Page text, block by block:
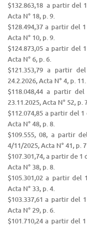
$132.863,18 a partir del
Acta N° 18, p. 9.
$128.494,37 a partir del
Acta N° 10, p. 9.
$124.873,05 a partir del
Acta N° 6, p. 6.
$121.353,79 a partir
24.2.2026, Acta N° 4, p. 11.
$118.048,44 a partir
23.11.2025, Acta N° 52, p.
$112.074,85 a partir del
Acta N° 48, p. 8.
$109.555, 08, a partir
4/11/2025, Acta N° 41, p. 7
$107.301,74, a partir de
Acta N° 38, p. 8.
$105.301,02 a partir
Acta N° 33, p. 4.
$103.337,61 a partir del
Acta N° 29, p. 6.
$101.710,24 a partir del